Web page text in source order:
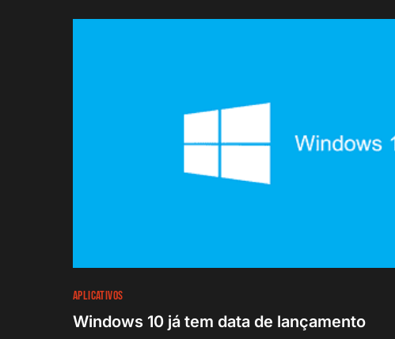
APLICATIVOS
Windows 10 já tem data de lançamento